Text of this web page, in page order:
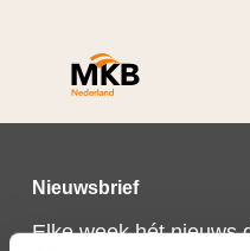
Nieuwsbrief
Elke week hét nieuws